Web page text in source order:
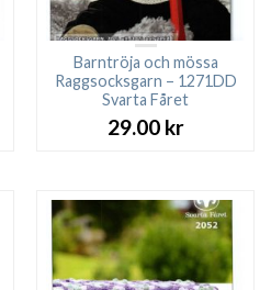
Barntröja och mössa
Raggsocksgarn – 1271DD
Svarta Fåret
29.00 kr